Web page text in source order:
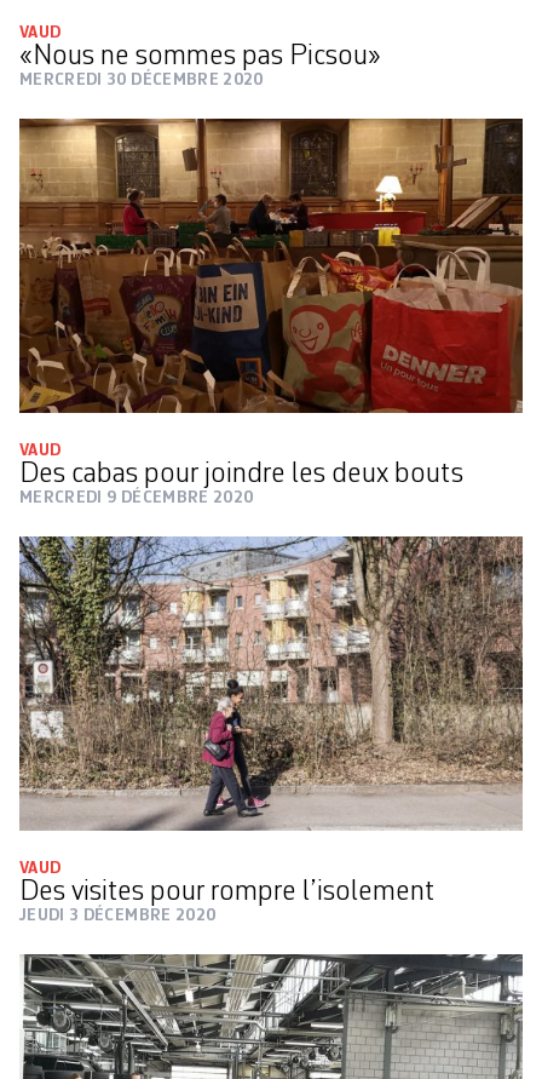
VAUD
«Nous ne sommes pas Picsou»
MERCREDI 30 DÉCEMBRE 2020
VAUD
Des cabas pour joindre les deux bouts
MERCREDI 9 DÉCEMBRE 2020
VAUD
Des visites pour rompre l’isolement
JEUDI 3 DÉCEMBRE 2020